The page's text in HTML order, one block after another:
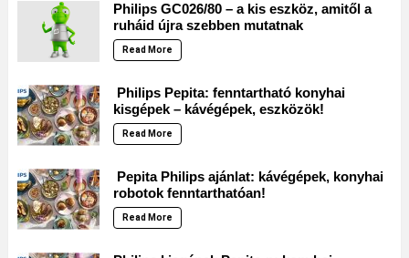
Philips GC026/80 – a kis eszköz, amitől a
ruháid újra szebben mutatnak
Read More
Philips Pepita: fenntartható konyhai
kisgépek – kávégépek, eszközök!
Read More
Pepita Philips ajánlat: kávégépek, konyhai
robotok fenntarthatóan!
Read More